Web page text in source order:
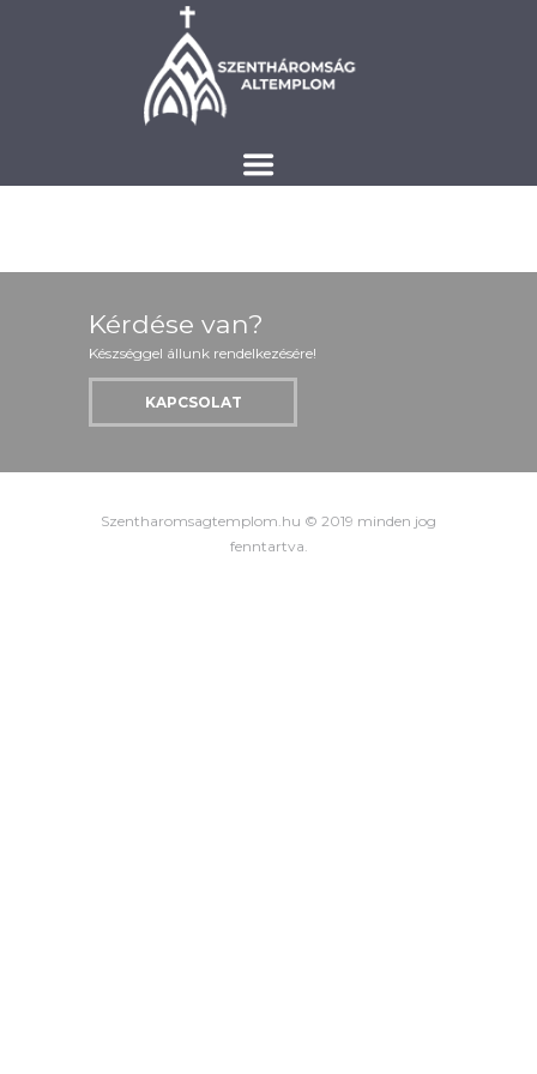
Kérdése van?
Készséggel állunk rendelkezésére!
KAPCSOLAT
Szentharomsagtemplom.hu © 2019 minden jog
fenntartva.